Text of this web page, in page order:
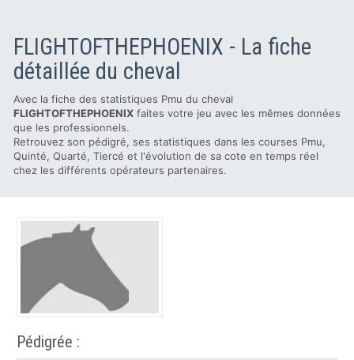
FLIGHTOFTHEPHOENIX - La fiche
détaillée du cheval
Avec la fiche des statistiques Pmu du cheval
FLIGHTOFTHEPHOENIX faites votre jeu avec les mêmes données
que les professionnels.
Retrouvez son pédigré, ses statistiques dans les courses Pmu,
Quinté, Quarté, Tiercé et l'évolution de sa cote en temps réel
chez les différents opérateurs partenaires.
Pédigrée :